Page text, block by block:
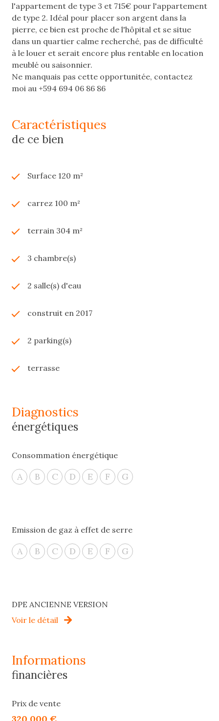
l'appartement de type 3 et 715€ pour l'appartement
de type 2. Idéal pour placer son argent dans la
pierre, ce bien est proche de l'hôpital et se situe
dans un quartier calme recherché, pas de difficulté
à le louer et serait encore plus rentable en location
meublé ou saisonnier.
Ne manquais pas cette opportunitée, contactez
moi au +594 694 06 86 86
caractéristiques
de ce bien
Surface 120 m²
carrez 100 m²
terrain 304 m²
3 chambre(s)
2 salle(s) d'eau
construit en 2017
2 parking(s)
terrasse
diagnostics
énergétiques
Consommation énergétique
A B C D E F G
Emission de gaz à effet de serre
A B C D E F G
DPE ANCIENNE VERSION
Voir le détail
informations
financières
Prix de vente
320 000 €